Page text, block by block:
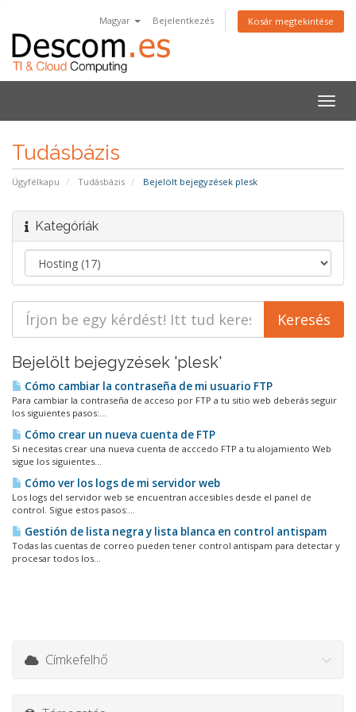
Magyar Bejelentkezés Kosár megtekintése
a
Tudásbázis
Ügyfélkapu Tudásbázis Bejelölt bejegyzések plesk
Kategóriák
Bejelölt bejegyzések 'plesk'
Cómo cambiar la contraseña de mi usuario FTP
Para cambiar la contraseña de acceso por FTP a tu sitio web deberás seguir
los siguientes pasos:...
Cómo crear un nueva cuenta de FTP
Si necesitas crear una nueva cuenta de acccedo FTP a tu alojamiento Web
sigue los siguientes...
Cómo ver los logs de mi servidor web
Los logs del servidor web se encuentran accesibles desde el panel de
control. Sigue estos pasos:...
Gestión de lista negra y lista blanca en control antispam
Todas las cuentas de correo pueden tener control antispam para detectar y
procesar todos los...
Címkefelhő